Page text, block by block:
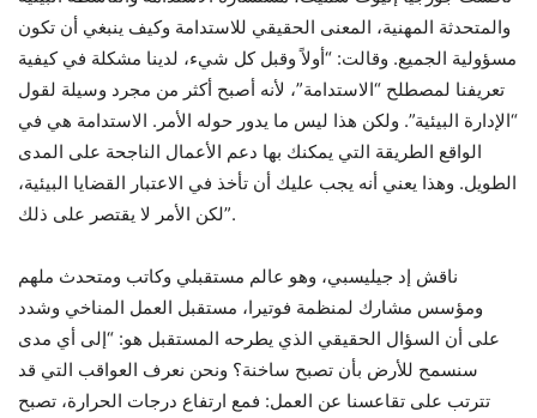
والمتحدثة المهنية، المعنى الحقيقي للاستدامة وكيف ينبغي أن تكون
مسؤولية الجميع. وقالت: “أولاً وقبل كل شيء، لدينا مشكلة في كيفية
تعريفنا لمصطلح “الاستدامة”، لأنه أصبح أكثر من مجرد وسيلة لقول
“الإدارة البيئية”. ولكن هذا ليس ما يدور حوله الأمر. الاستدامة هي في
الواقع الطريقة التي يمكنك بها دعم الأعمال الناجحة على المدى
الطويل. وهذا يعني أنه يجب عليك أن تأخذ في الاعتبار القضايا البيئية،
لكن الأمر لا يقتصر على ذلك”.
ناقش إد جيليسبي، وهو عالم مستقبلي وكاتب ومتحدث ملهم
ومؤسس مشارك لمنظمة فوتيرا، مستقبل العمل المناخي وشدد
على أن السؤال الحقيقي الذي يطرحه المستقبل هو: “إلى أي مدى
سنسمح للأرض بأن تصبح ساخنة؟ ونحن نعرف العواقب التي قد
تترتب على تقاعسنا عن العمل: فمع ارتفاع درجات الحرارة، تصبح